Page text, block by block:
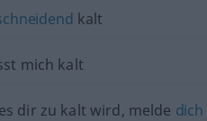
kalt
mich kalt
dir zu kalt wird, melde dich